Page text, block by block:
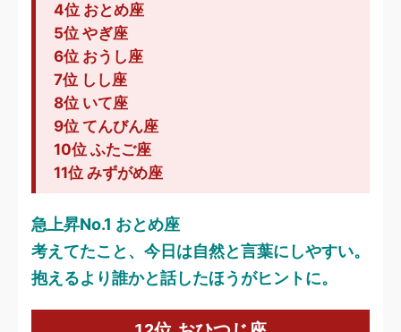
4位 おとめ座
5位 やぎ座
6位 おうし座
7位 しし座
8位 いて座
9位 てんびん座
10位 ふたご座
11位 みずがめ座
急上昇No.1 おとめ座
考えてたこと、今日は自然と言葉にしやすい。
抱えるより誰かと話したほうがヒントに。